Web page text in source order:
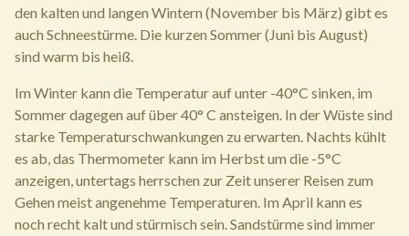
den kalten und langen Wintern (November bis März) gibt es
auch Schneestürme. Die kurzen Sommer (Juni bis August)
sind warm bis heiß.
Im Winter kann die Temperatur auf unter -40°C sinken, im
Sommer dagegen auf über 40° C ansteigen. In der Wüste sind
starke Temperaturschwankungen zu erwarten. Nachts kühlt
es ab, das Thermometer kann im Herbst um die -5°C
anzeigen, untertags herrschen zur Zeit unserer Reisen zum
Gehen meist angenehme Temperaturen. Im April kann es
noch recht kalt und stürmisch sein. Sandstürme sind immer